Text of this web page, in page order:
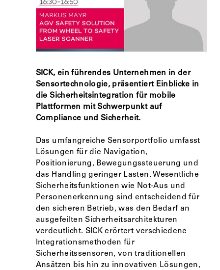
SICK, ein führendes Unternehmen in der
Sensortechnologie, präsentiert Einblicke in
die Sicherheitsintegration für mobile
Plattformen mit Schwerpunkt auf
Compliance und Sicherheit.
Das umfangreiche Sensorportfolio umfasst
Lösungen für die Navigation,
Positionierung, Bewegungssteuerung und
das Handling geringer Lasten. Wesentliche
Sicherheitsfunktionen wie Not-Aus und
Personenerkennung sind entscheidend für
den sicheren Betrieb, was den Bedarf an
ausgefeilten Sicherheitsarchitekturen
verdeutlicht. SICK erörtert verschiedene
Integrationsmethoden für
Sicherheitssensoren, von traditionellen
Ansätzen bis hin zu innovativen Lösungen,